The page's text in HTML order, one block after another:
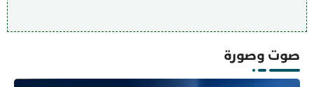
صوت وصورة